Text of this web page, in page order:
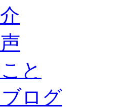
と
ログ